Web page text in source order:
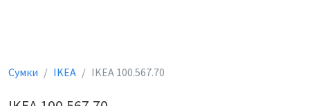
Сумки IKEA IKEA 100.567.70